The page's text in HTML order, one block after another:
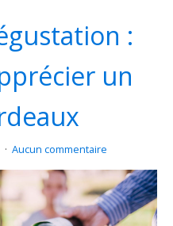
:
un
Aucun commentaire